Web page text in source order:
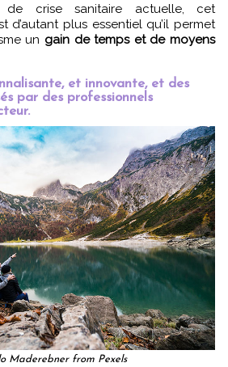
crise sanitaire actuelle, cet
d’autant plus essentiel qu’il permet
un gain de temps et de moyens
et innovante, et des
par des professionnels
Maderebner from Pexels